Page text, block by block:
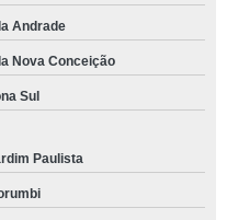
Andrade
Nova Conceição
Sul
Paulista